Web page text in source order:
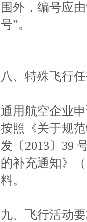
围外，编号应
号”。
八、特殊飞行
通用航空企业
按照《关于规
发〔2013〕39
的补充通知》
料。
九、飞行活动